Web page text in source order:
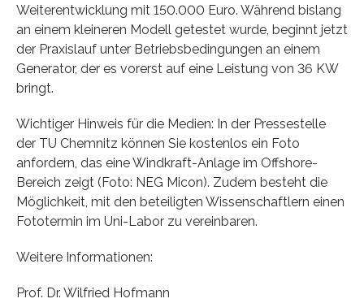
Weiterentwicklung mit 150.000 Euro. Während bislang
an einem kleineren Modell getestet wurde, beginnt jetzt
der Praxislauf unter Betriebsbedingungen an einem
Generator, der es vorerst auf eine Leistung von 36 KW
bringt.
Wichtiger Hinweis für die Medien: In der Pressestelle
der TU Chemnitz können Sie kostenlos ein Foto
anfordern, das eine Windkraft-Anlage im Offshore-
Bereich zeigt (Foto: NEG Micon). Zudem besteht die
Möglichkeit, mit den beteiligten Wissenschaftlern einen
Fototermin im Uni-Labor zu vereinbaren.
Weitere Informationen:
Prof. Dr. Wilfried Hofmann